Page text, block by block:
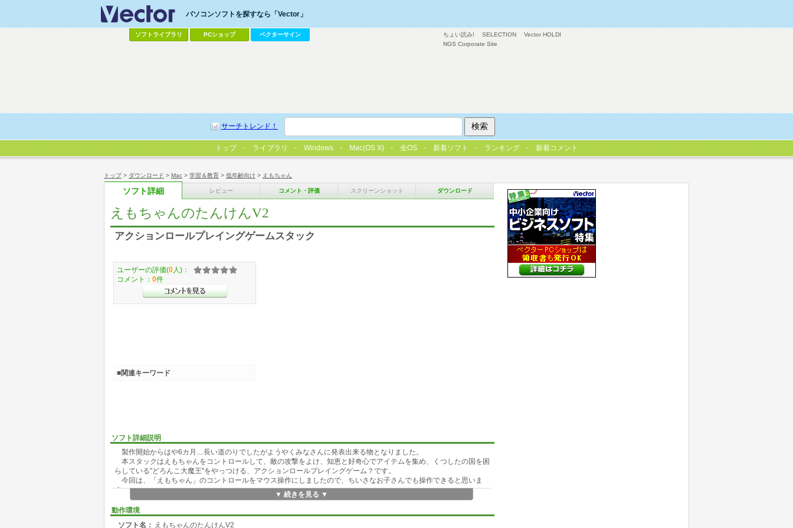
トップ> ダウンロード > Mac > 学習＆教育 > 低年齢向け > えもちゃん
ソフト詳細 レビュー コメント・評価 スクリーンショット ダウンロード
えもちゃんのたんけんV2
アクションロールプレイングゲームスタック
ソフト詳細説明
製作開始からはや6カ月....長い道のりでしたがようやくみなさんに発表出来る物となりました。
本スタックはえもちゃんをコントロールして、敵の攻撃をよけ、知恵と好奇心でアイテムを集め、くつしたの国を困
らしている"どろんこ大魔王"をやっつける、アクションロールプレイングゲーム？です。
今回は、「えもちゃん」のコントロールをマウス操作にしましたので、ちいさなお子さんでも操作できると思いま
す。
☆★☆★☆★☆★☆★ ものがたり ☆★☆★☆★☆★☆★
▼ 続きを見る ▼
動作環境
ソフト名： えもちゃんのたんけんV2
ユーザーの評価(0 人)：
コメント： 0件
■関連キーワード
ちょい読み! SELECTION
Vector HOLDI
NGS Corporate Site
パソコンソフトを探すなら「Vector」
ソフトライブラリ PCショップ ベクターサイン
サーチトレンド！
トップ ライブラリ Windows Mac(OS X) 全OS 新着ソフト ランキング 新着コメント